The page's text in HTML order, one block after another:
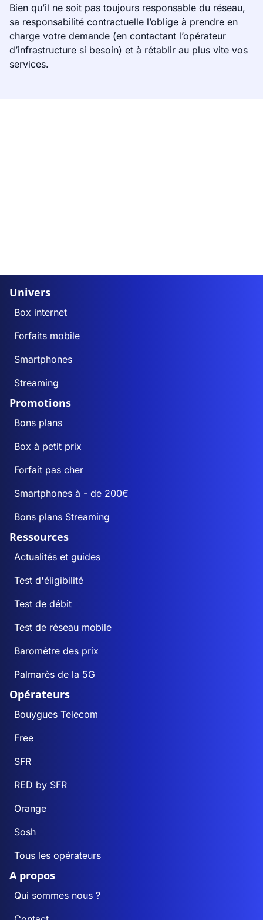
Bien qu’il ne soit pas toujours responsable du réseau,
sa responsabilité contractuelle l’oblige à prendre en
charge votre demande (en contactant l’opérateur
d’infrastructure si besoin) et à rétablir au plus vite vos
services.
Univers
Box internet
Forfaits mobile
Smartphones
Streaming
Promotions
Bons plans
Box à petit prix
Forfait pas cher
Smartphones à - de 200€
Bons plans Streaming
Ressources
Actualités et guides
Test d'éligibilité
Test de débit
Test de réseau mobile
Baromètre des prix
Palmarès de la 5G
Opérateurs
Bouygues Telecom
Free
SFR
RED by SFR
Orange
Sosh
Tous les opérateurs
A propos
Qui sommes nous ?